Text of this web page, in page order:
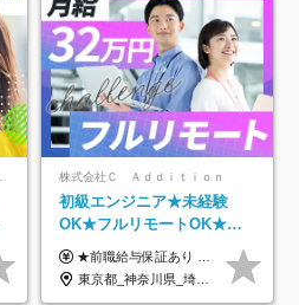
株式会社Ｃ Ａｄｄｉｔｉｏｎ
初級エンジニア★未経験
OK★フルリモートOK★月
給32万円～★残業月10h＆
年休120日以上★副業可
★前職給与保証あり ★月給32万円以上＋インセンティブあり 月給32万円以上＋インセンティブ＋各種手当 ※上記には固定残業代（月30時間・44,400円～）を含みます ※超過分は別途支給します ※試用期間はございません ★＼成果＝あなたの収入／★ 【1】案件単価ー8万円＝あなたの給与 参画したプロジェクトの案件単価から 一律8万円引いた金額があなたの給与です！ （月給例） ■1人称での構築・小規模な詳細設計 案件単価55万円ー8万円＝月給47万円（還元率85.5%） ■大型案件の設計・構築やプロジェクト管理 案件単価90万円ー8万円＝月給82万円（還元率91.1%） ‥‥‥‥‥‥‥‥‥‥‥‥‥‥‥‥‥‥ 【2】月給の他にも豊富なインセンティブあり 全員が月3～13万円のインセンティブをゲットしています！ ≪インセンティブ制度≫ 稼働している現場で増員・交代が発生し、 当社の人員を配属が決定した際に支給。 ◇C Addition正社員が参画 ：実粗利の10%／毎月 ◇協力会社所属の社員が参画：実粗利の30%／毎月 ≪リファラル制度≫ あなたの知り合いが当社のメンバーになった際に、 毎月1人あたり2万円支給します◎ ‥‥‥‥‥‥‥‥‥‥‥‥‥‥‥‥‥‥
東京都_神奈川県_埼玉県_千葉県_大阪府_愛知県_北海道_青森県_岩手県_宮城県_秋田県_山形県_福島県_茨城県_栃木県_群馬県_新潟県_山梨県_長野県_富山県_石川県_福井県_静岡県_岐阜県_三重県_兵庫県_京都府_滋賀県_奈良県_和歌山県_広島県_岡山県_鳥取県_島根県_山口県_徳島県_香川県_愛媛県_高知県_福岡県_熊本県_佐賀県_長崎県_大分県_宮崎県_鹿児島県_沖縄県